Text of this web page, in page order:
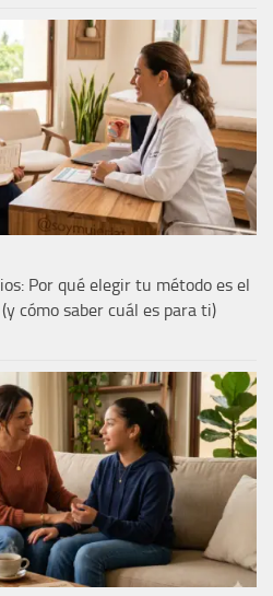
Por qué elegir tu método es el
cómo saber cuál es para ti)